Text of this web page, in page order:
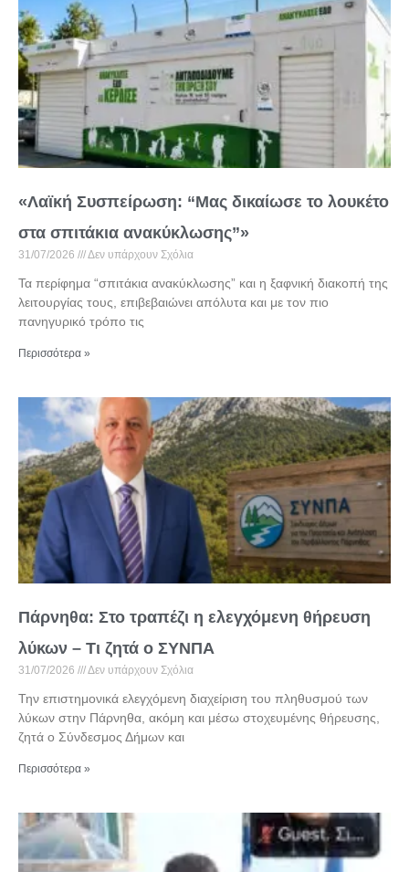
«Λαϊκή Συσπείρωση: “Μας δικαίωσε το λουκέτο
στα σπιτάκια ανακύκλωσης”»
31/07/2026 Δεν υπάρχουν Σχόλια
Τα περίφημα “σπιτάκια ανακύκλωσης” και η ξαφνική διακοπή της
λειτουργίας τους, επιβεβαιώνει απόλυτα και με τον πιο
πανηγυρικό τρόπο τις
Περισσότερα »
Πάρνηθα: Στο τραπέζι η ελεγχόμενη θήρευση
λύκων – Τι ζητά ο ΣΥΝΠΑ
31/07/2026 Δεν υπάρχουν Σχόλια
Την επιστημονικά ελεγχόμενη διαχείριση του πληθυσμού των
λύκων στην Πάρνηθα, ακόμη και μέσω στοχευμένης θήρευσης,
ζητά ο Σύνδεσμος Δήμων και
Περισσότερα »